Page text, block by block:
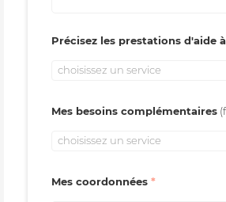
Précisez les prestations d'aide
choisissez un service
Mes besoins complémentaires
choisissez un service
Mes coordonnées